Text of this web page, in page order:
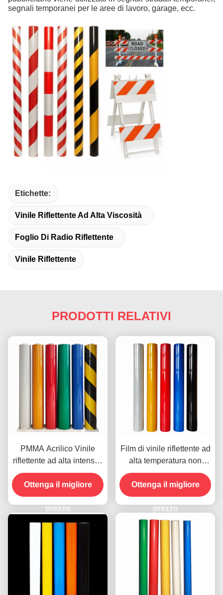
segnali temporanei per le aree di lavoro, garage, ecc.
Etichette:
Vinile Riflettente Ad Alta Viscosità
Foglio Di Radio Riflettente
Vinile Riflettente
PRODOTTI RELATIVI
PMMA Acrilico Vinile
riflettente ad alta intensità
per segnali stradali Alta
luminosità
Ottenga il migliore
prezzo
Film di vinile riflettente ad
alta temperatura non
critico di grado ingegnere
OEM
Ottenga il migliore
prezzo